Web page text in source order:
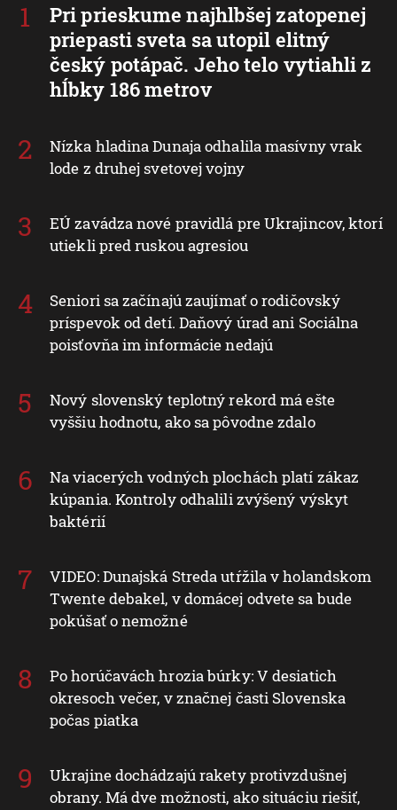
Pri prieskume najhlbšej zatopenej
priepasti sveta sa utopil elitný
český potápač. Jeho telo vytiahli z
hĺbky 186 metrov
Nízka hladina Dunaja odhalila masívny vrak
lode z druhej svetovej vojny
EÚ zavádza nové pravidlá pre Ukrajincov, ktorí
utiekli pred ruskou agresiou
Seniori sa začínajú zaujímať o rodičovský
príspevok od detí. Daňový úrad ani Sociálna
poisťovňa im informácie nedajú
Nový slovenský teplotný rekord má ešte
vyššiu hodnotu, ako sa pôvodne zdalo
Na viacerých vodných plochách platí zákaz
kúpania. Kontroly odhalili zvýšený výskyt
baktérií
VIDEO: Dunajská Streda utŕžila v holandskom
Twente debakel, v domácej odvete sa bude
pokúšať o nemožné
Po horúčavách hrozia búrky: V desiatich
okresoch večer, v značnej časti Slovenska
počas piatka
Ukrajine dochádzajú rakety protivzdušnej
obrany. Má dve možnosti, ako situáciu riešiť,